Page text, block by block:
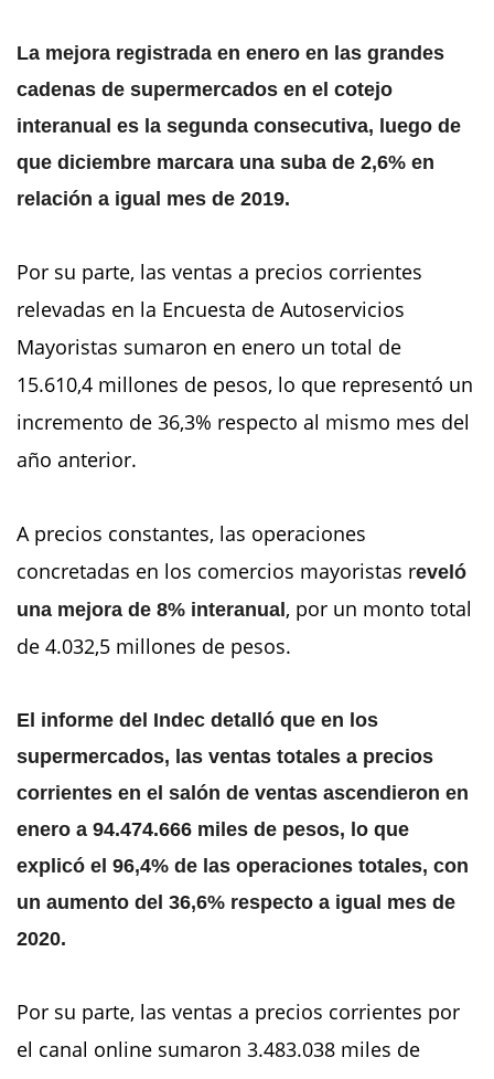
La mejora registrada en enero en las grandes
cadenas de supermercados en el cotejo
interanual es la segunda consecutiva, luego de
que diciembre marcara una suba de 2,6% en
relación a igual mes de 2019.
Por su parte, las ventas a precios corrientes
relevadas en la Encuesta de Autoservicios
Mayoristas sumaron en enero un total de
15.610,4 millones de pesos, lo que representó un
incremento de 36,3% respecto al mismo mes del
año anterior.
A precios constantes, las operaciones
concretadas en los comercios mayoristas reveló
una mejora de 8% interanual, por un monto total
de 4.032,5 millones de pesos.
El informe del Indec detalló que en los
supermercados, las ventas totales a precios
corrientes en el salón de ventas ascendieron en
enero a 94.474.666 miles de pesos, lo que
explicó el 96,4% de las operaciones totales, con
un aumento del 36,6% respecto a igual mes de
2020.
Por su parte, las ventas a precios corrientes por
el canal online sumaron 3.483.038 miles de